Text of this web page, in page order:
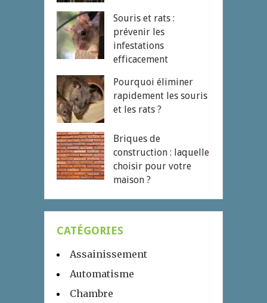
Souris et rats :
prévenir les
infestations
efficacement
Pourquoi éliminer
rapidement les souris
et les rats ?
Briques de
construction : laquelle
choisir pour votre
maison ?
CATÉGORIES
Assainissement
Automatisme
Chambre